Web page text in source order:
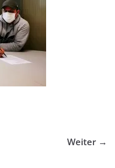
Weiter →